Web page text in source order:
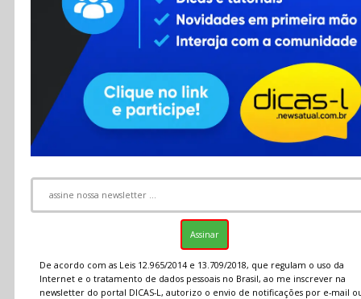
Contato
RSS
De acordo com as Leis 12.965/2014 e 13.709/2018, que regulam o uso da
Internet e o tratamento de dados pessoais no Brasil, ao me inscrever na
newsletter do portal DICAS-L, autorizo o envio de notificações por e-mail